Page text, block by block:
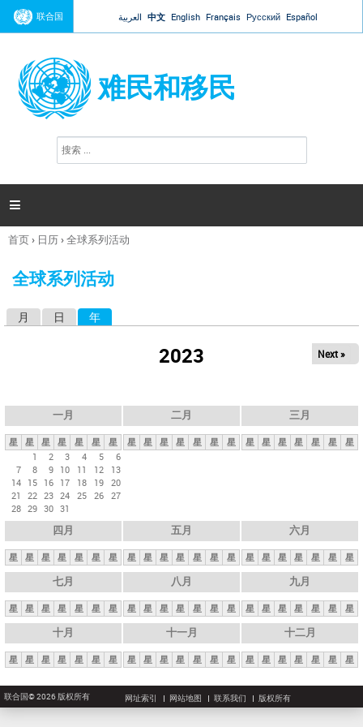
Jump to navigation
联合国 العربية 中文 English Français Русский Español
难民和移民
搜
索

你
这
首页› 日历›全球系列活动
全球系列活动
月 日 年
2023 Next »
一月
星 星 星 星 星 星
星
1
2 3 4 5
6
7
8 9 10 11 12
13
14 15 16 17 18 19 20
21
22 23 24 25 26 27
28 29 30 31
二月
星 星 星 星 星 星 星
三月
星 星 星 星 星 星 星
四月
星 星 星 星 星 星 星
五月
星 星 星 星 星 星 星
六月
星 星 星 星 星 星 星
七月
星 星 星 星 星 星 星
八月
星 星 星 星 星 星 星
九月
星 星 星 星 星 星 星
十月
星 星 星 星 星 星 星
十一月
星 星 星 星 星 星 星
十二月
星 星 星 星 星 星 星
联合国© 2026 版权所有 网址索引 网站地图 联系我们 版权所有